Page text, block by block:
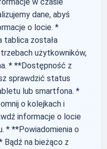
dane, abyś
o locie. *
tablica została
użytkowników,
* **Dostępność z
sprawdzić status
lub smartfona. *
o kolejkach i
informacje o locie
* **Powiadomienia o
Bądź na bieżąco z